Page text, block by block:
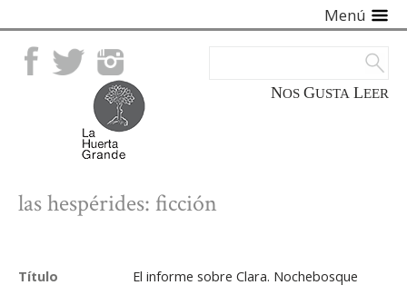
Facebook TwitterInstagram
NOS GUSTA LEER
Menú
las hespérides: ficción
Título
El informe sobre Clara. Nochebosque